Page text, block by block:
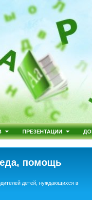
ПРЕЗЕНТАЦИИ
помощь
детей, нуждающихся в